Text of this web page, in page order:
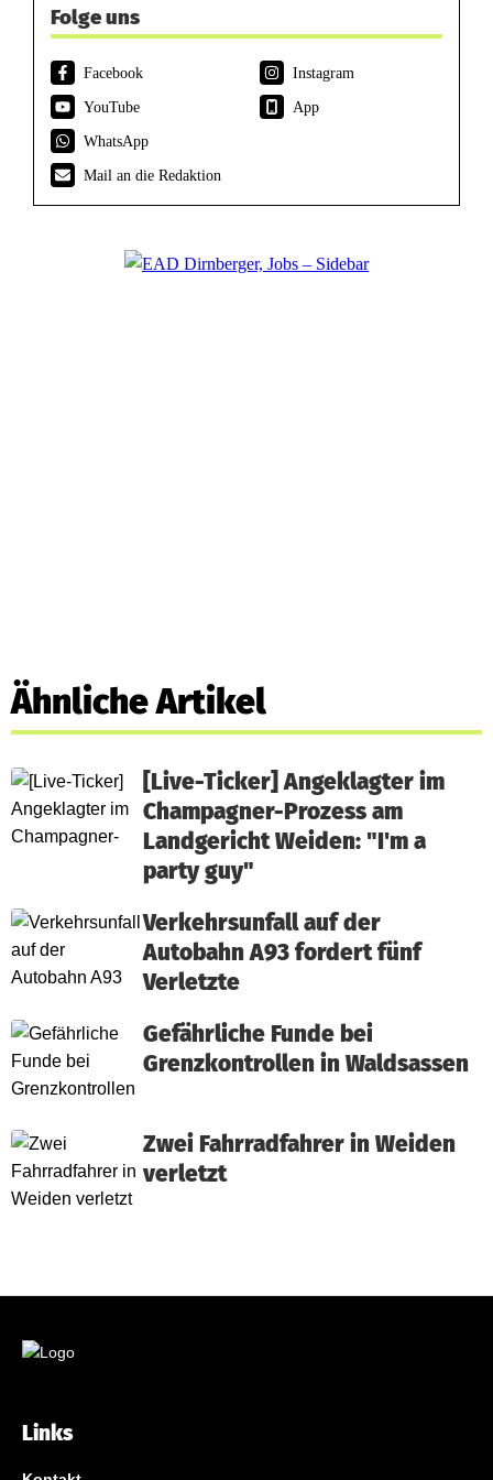
Folge uns
Facebook
Instagram
YouTube
App
WhatsApp
Mail an die Redaktion
Ähnliche Artikel
[Live-Ticker] Angeklagter im
Champagner-Prozess am
Landgericht Weiden: "I'm a
party guy"
Verkehrsunfall auf der
Autobahn A93 fordert fünf
Verletzte
Gefährliche Funde bei
Grenzkontrollen in Waldsassen
Zwei Fahrradfahrer in Weiden
verletzt
Links